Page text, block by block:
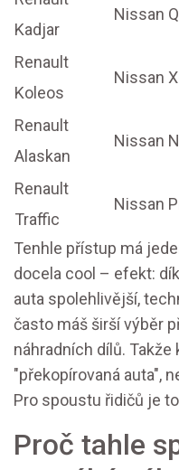
Kadjar
Nissan
Renault
Koleos
Nissan
Renault
Alaskan
Nissan
Renault
Traffic
Nissan
Tenhle přístup má
docela cool – efekt:
auta spolehlivější,
často máš širší výběr
náhradních dílů. Takže
"překopírovaná auta",
Pro spoustu řidičů je
Proč tahle